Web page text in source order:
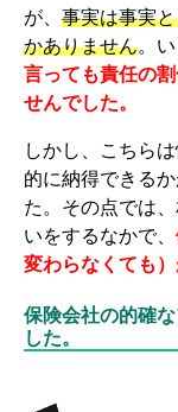
が、 事実は事実
かありません。
言っても責任の
せんでした。
しかし、こちら
的に納得できる
た。その点では
いをするなかで、
変わらなくても
保険会社の的確
した。